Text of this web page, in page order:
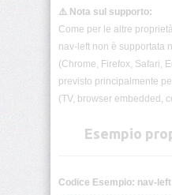
color
align-
content
align-
⚠️ Nota sul supporto:
Come per le altre
nav-left non è supportata
(Chrome, Firefox, Safari,
previsto principalmente
(TV, browser embedded,
Esempio
Codice Esempio: nav-left